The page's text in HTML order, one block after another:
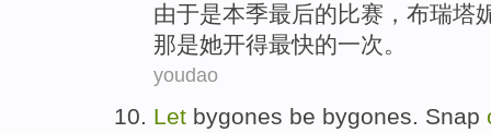
由于是本季最后的比赛 ， 布瑞塔
那是她开得最快的一次。
youdao
Let bygones be bygones. Snap